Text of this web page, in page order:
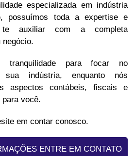
especializada em indústria
possuímos toda a expertise e
te auxiliar com a completa
negócio.
tranquilidade para focar no
sua indústria, enquanto nós
aspectos contábeis, fiscais e
você.
em contar conosco.
ENTRE EM CONTATO